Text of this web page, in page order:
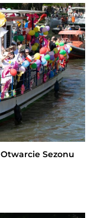
Sezonu